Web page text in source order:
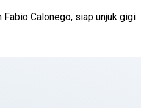
Calonego, siap unjuk gigi